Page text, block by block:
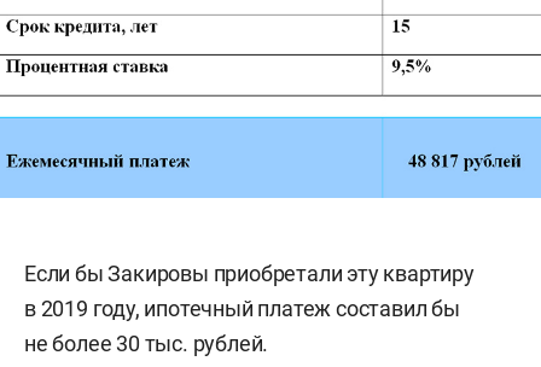
Если бы Закировы приобретали эту квартиру
в 2019 году, ипотечный платеж составил бы
не более 30 тыс. рублей.